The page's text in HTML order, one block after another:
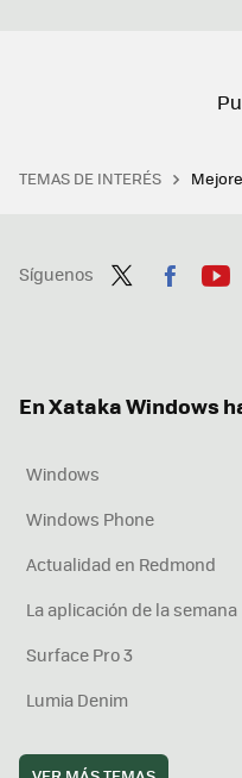
TEMAS DE INTERÉS
Síguenos
En Xataka Windows
Windows
Windows Phone
Actualidad en Redmond
La aplicación de la semana
Surface Pro 3
Lumia Denim